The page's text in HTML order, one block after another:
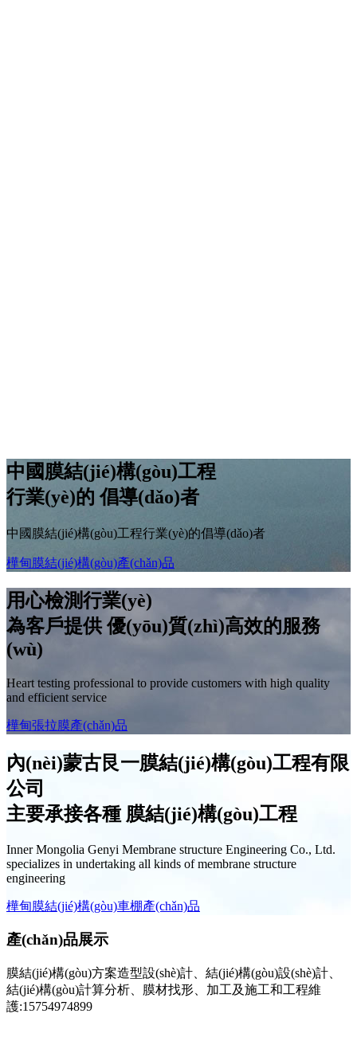
中國膜結(jié)構(gòu)工程
行業(yè)的倡導(dǎo)者
中國膜結(jié)構(gòu)工程行業(yè)的倡導(dǎo)者
樺甸膜結(jié)構(gòu)產(chǎn)品
用心檢測行業(yè)
為客戶提供優(yōu)質(zhì)高效的服務
(wù)
Heart testing professional to provide customers with high quality
and efficient service
樺甸張拉膜產(chǎn)品
內(nèi)蒙古艮一膜結(jié)構(gòu)工程有限
公司
主要承接各種 膜結(jié)構(gòu)工程
Inner Mongolia Genyi Membrane structure Engineering Co., Ltd.
specializes in undertaking all kinds of membrane structure
engineering
樺甸膜結(jié)構(gòu)車棚產(chǎn)品
產(chǎn)品展示
膜結(jié)構(gòu)方案造型設(shè)計、結(jié)構(gòu)設(shè)計、
結(jié)構(gòu)計算分析、膜材找形、加工及施工和工程維
護:15754974899